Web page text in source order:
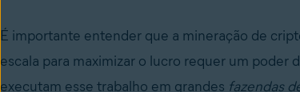
É importante entender que a mineração de
escala para maximizar o lucro requer um
executam esse trabalho em grandes fazendas